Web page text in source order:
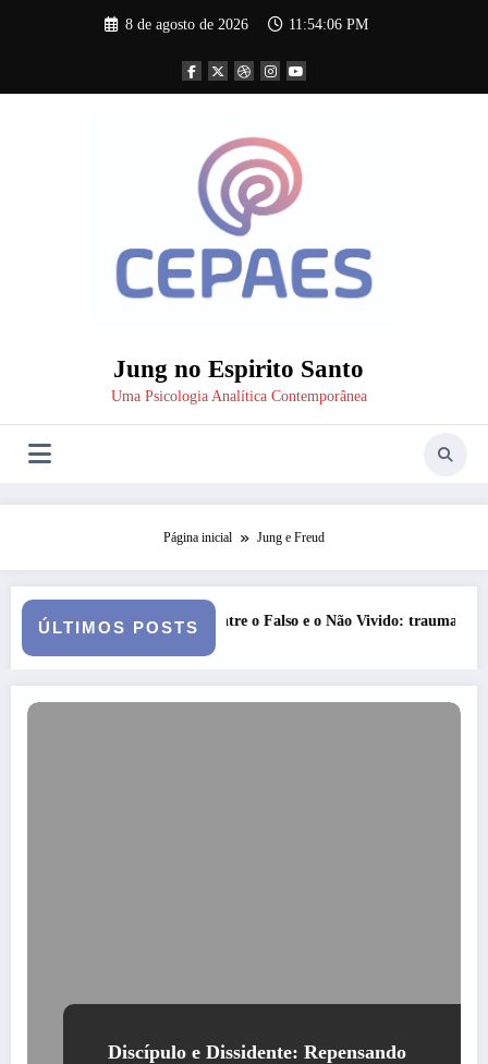
8 de agosto de 2026 11:54:07 PM
Jung no Espirito Santo
Uma Psicologia Analítica Contemporânea
Página inicial Jung e Freud
ÚLTIMOS POSTS
Entre o Falso e o Não Vivido: trauma, simbolização e cisão do
Discípulo e Dissidente: Repensando